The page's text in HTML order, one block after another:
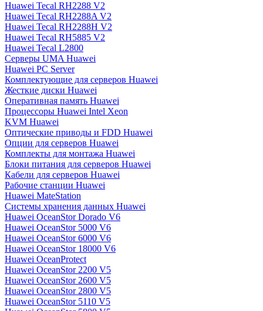
Huawei Tecal RH2288 V2
Huawei Tecal RH2288A V2
Huawei Tecal RH2288H V2
Huawei Tecal RH5885 V2
Huawei Tecal L2800
Серверы UMA Huawei
Huawei PC Server
Комплектующие для серверов Huawei
Жесткие диски Huawei
Оперативная память Huawei
Процессоры Huawei Intel Xeon
KVM Huawei
Оптические приводы и FDD Huawei
Опции для серверов Huawei
Комплекты для монтажа Huawei
Блоки питания для серверов Huawei
Кабели для серверов Huawei
Рабочие станции Huawei
Huawei MateStation
Системы хранения данных Huawei
Huawei OceanStor Dorado V6
Huawei OceanStor 5000 V6
Huawei OceanStor 6000 V6
Huawei OceanStor 18000 V6
Huawei OceanProtect
Huawei OceanStor 2200 V5
Huawei OceanStor 2600 V5
Huawei OceanStor 2800 V5
Huawei OceanStor 5110 V5